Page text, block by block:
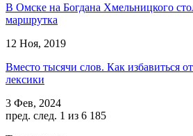
В Омске на Богдана Хмельницкого
маршрутка
12 Ноя, 2019
Вместо тысячи слов. Как избавиться
лексики
3 Фев, 2024
пред. след. 1 из 6 185